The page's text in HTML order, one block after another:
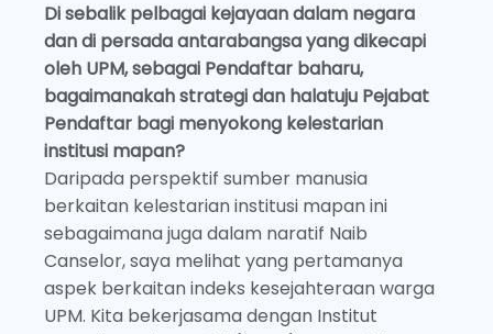
Di sebalik pelbagai kejayaan dalam negara
dan di persada antarabangsa yang dikecapi
oleh UPM, sebagai Pendaftar baharu,
bagaimanakah strategi dan halatuju Pejabat
Pendaftar bagi menyokong kelestarian
institusi mapan?
Daripada perspektif sumber manusia
berkaitan kelestarian institusi mapan ini
sebagaimana juga dalam naratif Naib
Canselor, saya melihat yang pertamanya
aspek berkaitan indeks kesejahteraan warga
UPM. Kita bekerjasama dengan Institut